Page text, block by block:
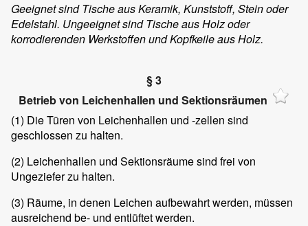
Geeignet sind Tische aus Keramik, Kunststoff, Stein oder
Edelstahl. Ungeeignet sind Tische aus Holz oder
korrodierenden Werkstoffen und Kopfkeile aus Holz.
§ 3
Betrieb von Leichenhallen und Sektionsräumen
(1) Die Türen von Leichenhallen und -zellen sind
geschlossen zu halten.
(2) Leichenhallen und Sektionsräume sind frei von
Ungeziefer zu halten.
(3) Räume, in denen Leichen aufbewahrt werden, müssen
ausreichend be- und entlüftet werden.